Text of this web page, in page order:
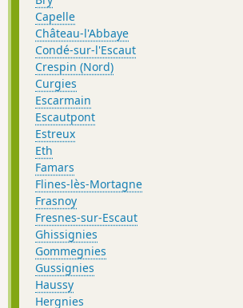
Capelle
Château-l'Abbaye
Condé-sur-l'Escaut
Crespin (Nord)
Curgies
Escarmain
Escautpont
Estreux
Eth
Famars
Flines-lès-Mortagne
Frasnoy
Fresnes-sur-Escaut
Ghissignies
Gommegnies
Gussignies
Haussy
Hergnies